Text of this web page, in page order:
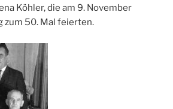
Köhler, die am 9. November
zum 50. Mal feierten.